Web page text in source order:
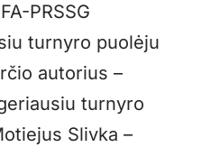
PRSSG
turnyro puolėju
autorius –
turnyro
Slivka –